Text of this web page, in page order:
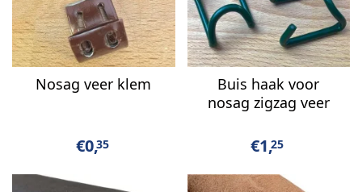
Nosag veer klem
€0,35
Buis haak voor
nosag zigzag veer
€1,25